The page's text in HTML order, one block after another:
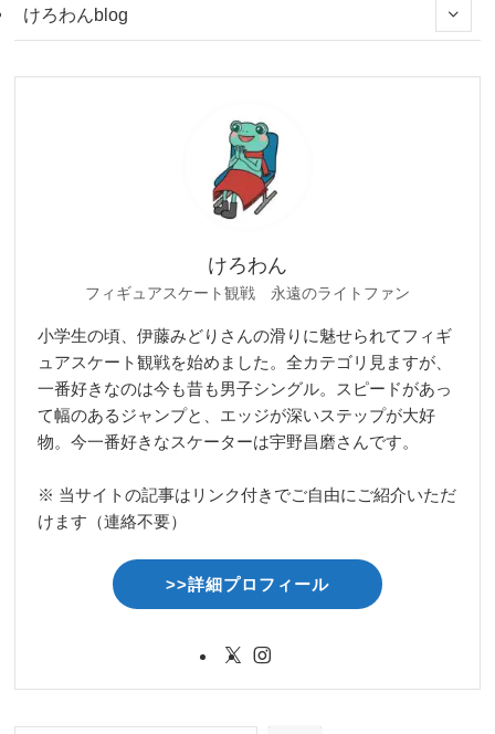
けろわんblog
けろわん
フィギュアスケート観戦 永遠のライトファン
小学生の頃、伊藤みどりさんの滑りに魅せられてフィギ
ュアスケート観戦を始めました。全カテゴリ見ますが、
一番好きなのは今も昔も男子シングル。スピードがあっ
て幅のあるジャンプと、エッジが深いステップが大好
物。今一番好きなスケーターは宇野昌磨さんです。
※ 当サイトの記事はリンク付きでご自由にご紹介いただ
けます（連絡不要）
>>詳細プロフィール